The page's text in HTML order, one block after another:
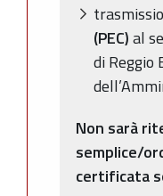
(PEC)al
di Reggio
Non sarà
semplice/
certificata